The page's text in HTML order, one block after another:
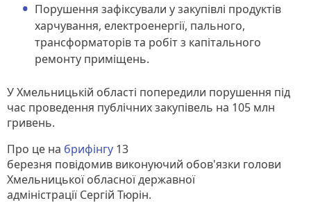
Порушення зафіксували у закупівлі продуктів
харчування, електроенергії, пального,
трансформаторів та робіт з капітального
ремонту приміщень.
У Хмельницькій області попередили порушення під
час проведення публічних закупівель на 105 млн
гривень.
Про це на брифінгу 13
березня повідомив виконуючий обов'язки голови
Хмельницької обласної державної
адміністрації Сергій Тюрін.